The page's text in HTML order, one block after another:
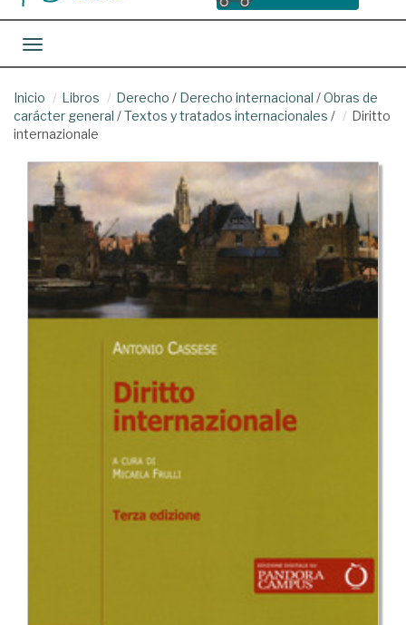
Toggle navigation
Inicio Libros Derecho / Derecho internacional /Obras de
carácter general /Textos y tratados internacionales /
Diritto
internazionale